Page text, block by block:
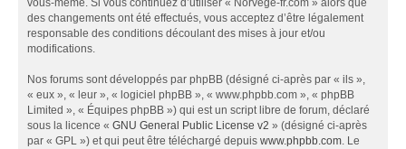
vous-même. Si vous continuez d’utiliser « Norvege-fr.com » alors que
des changements ont été effectués, vous acceptez d’être légalement
responsable des conditions découlant des mises à jour et/ou
modifications.
Nos forums sont développés par phpBB (désigné ci-après par « ils »,
« eux », « leur », « logiciel phpBB », « www.phpbb.com », « phpBB
Limited », « Équipes phpBB ») qui est un script libre de forum, déclaré
sous la licence « GNU General Public License v2 » (désigné ci-après
par « GPL ») et qui peut être téléchargé depuis www.phpbb.com. Le